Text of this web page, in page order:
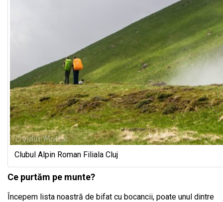
Clubul Alpin Roman Filiala Cluj
Ce purtăm pe munte?
Începem lista noastră de bifat cu bocancii, poate unul dintre